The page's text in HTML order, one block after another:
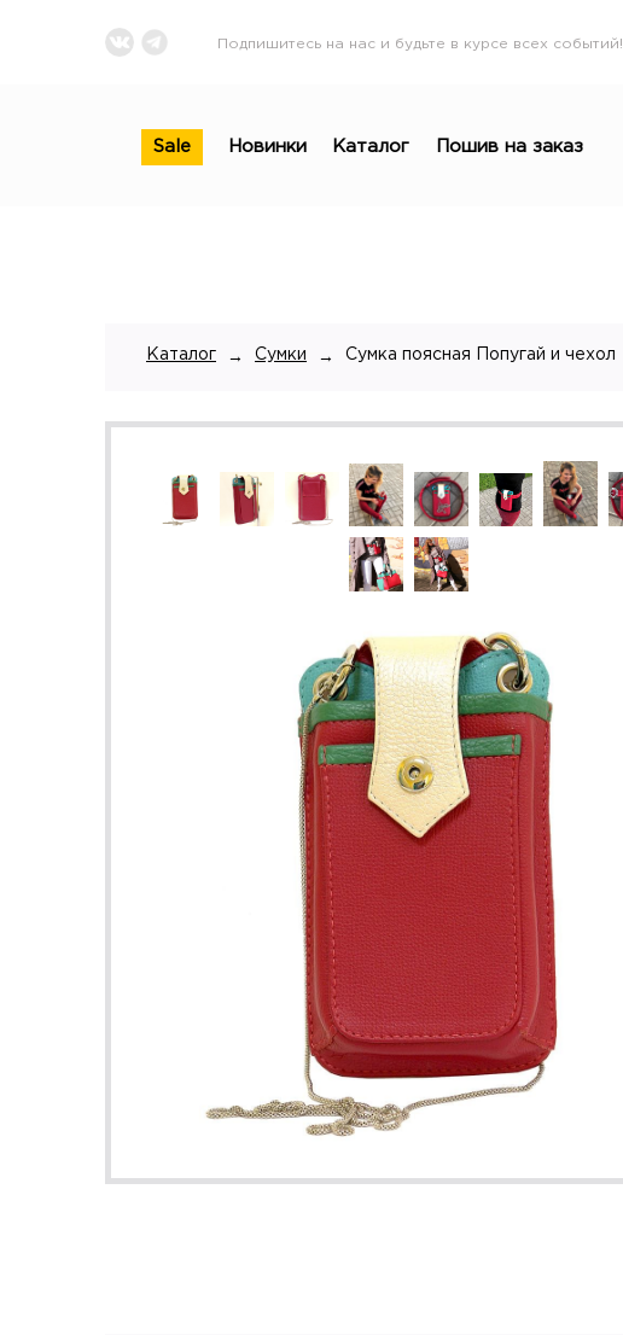
Подпишитесь на нас и будьте в курсе всех событий!
Sale Новинки Каталог Пошив на заказ
Каталог → Сумки → Сумка поясная Попугай и чехол